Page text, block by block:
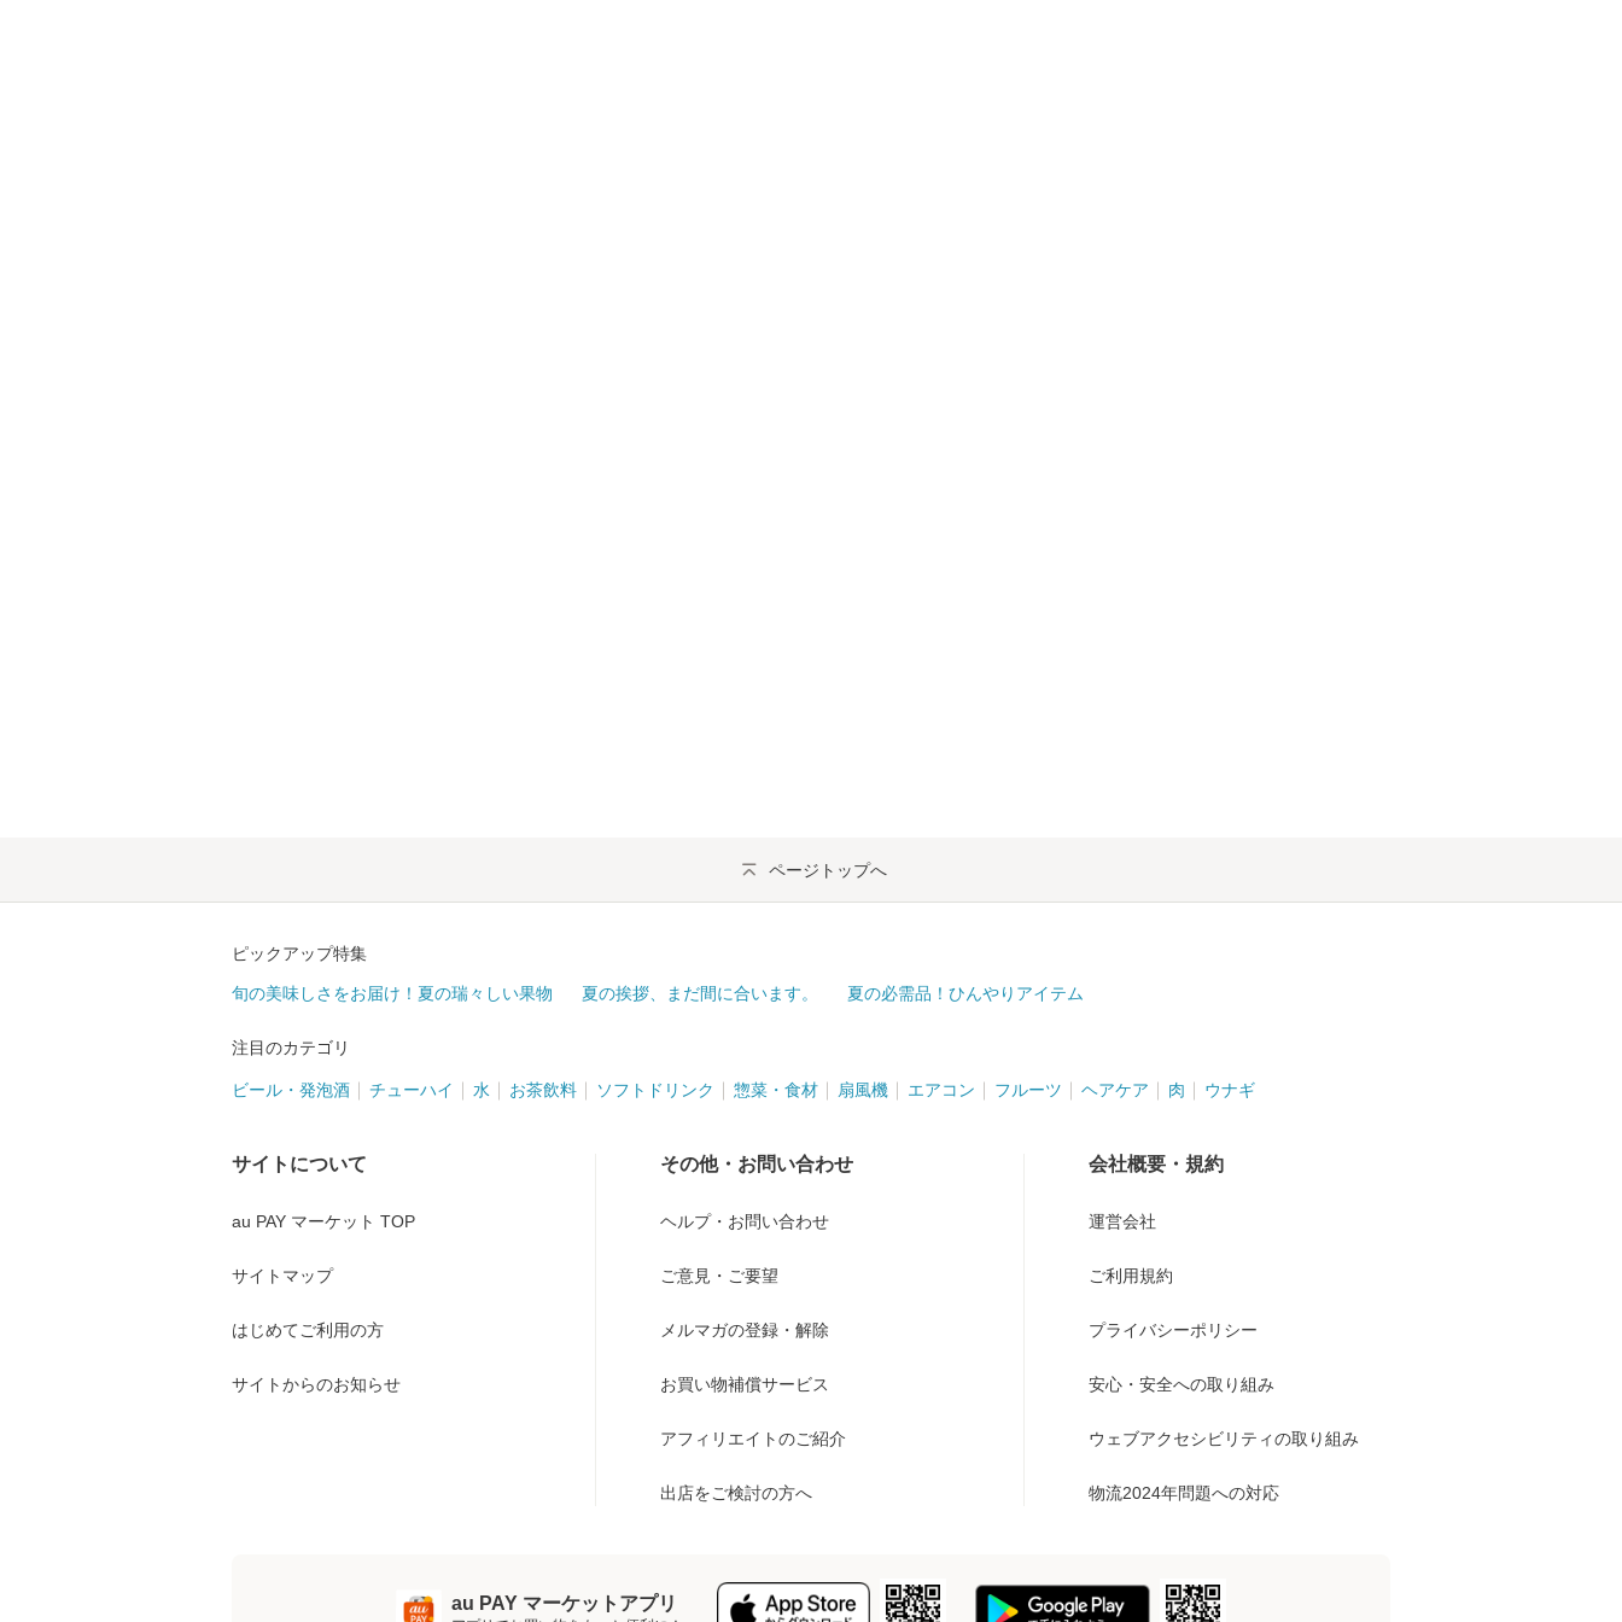
ページトップへ
ピックアップ特集
旬の美味しさをお届け！夏の瑞々しい果物 夏の挨拶、まだ間に合います。 夏の必需品！ひんやりアイテム
注目のカテゴリ
ビール・発泡酒 チューハイ 水 お茶飲料 ソフトドリンク 惣菜・食材 扇風機 エアコン フルーツ ヘアケア 肉 ウナギ
サイトについて
au PAY マーケット TOP
サイトマップ
はじめてご利用の方
サイトからのお知らせ
その他・お問い合わせ
ヘルプ・お問い合わせ
ご意見・ご要望
メルマガの登録・解除
お買い物補償サービス
アフィリエイトのご紹介
出店をご検討の方へ
会社概要・規約
運営会社
ご利用規約
プライバシーポリシー
安心・安全への取り組み
ウェブアクセシビリティの取り組み
物流2024年問題への対応
au PAY マーケットアプリ